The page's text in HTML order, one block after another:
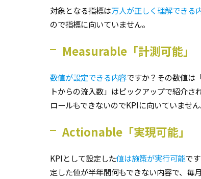
対象となる指標は万人が正しく理解できる
ので指標に向いていません。
Measurable「計測可能」
数値が設定できる内容ですか？その数値は
トからの流入数」はピックアップで紹介
ロールもできないのでKPIに向いていません
Actionable「実現可能」
KPIとして設定した値は施策が実行可能で
定した値が半年間何もできない内容で、毎